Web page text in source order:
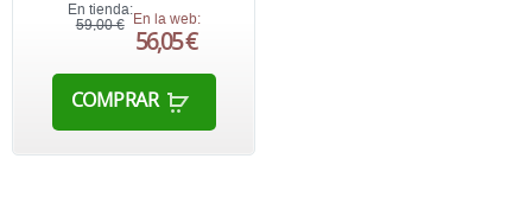
En tienda:
59,00 € En la web:
56,05 €
COMPRAR